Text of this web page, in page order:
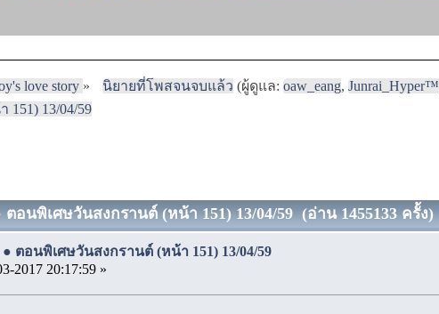
love story » นิยายที่โพสจนจบแล้ว (ผู้ดูแล:oaw_eang,Junrai_Hyper™
13/04/59
นพิเศษวันสงกรานต์ (หน้า 151) 13/04/59 (อ่าน 1455133 ครั้ง)
ตอนพิเศษวันสงกรานต์ (หน้า 151) 13/04/59
2017 20:17:59 »